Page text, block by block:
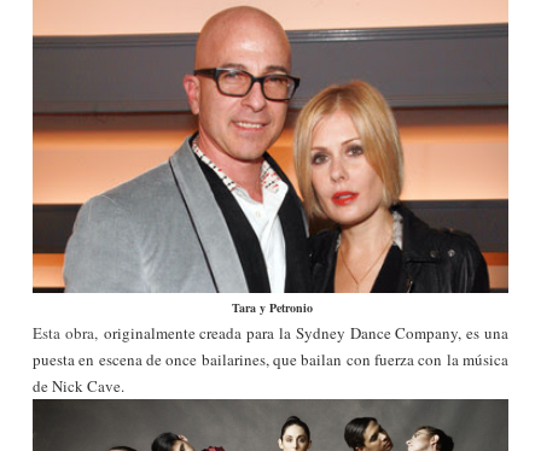
Tara y Petronio
Esta obra, originalmente creada para la Sydney Dance Company, es una
puesta en escena de once bailarines, que bailan con fuerza con la música
deNick Cave.